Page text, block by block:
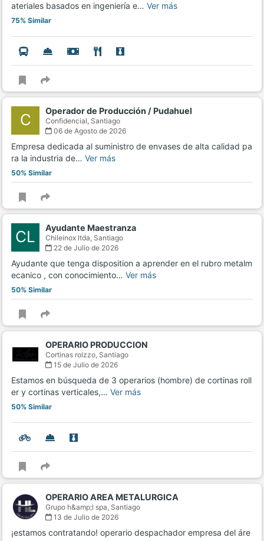
ateriales basados en ingeniería e… Ver más
75% Similar
C Operador de Producción / Pudahuel
Confidencial, Santiago
06 de Agosto de 2026
Empresa dedicada al suministro de envases de alta calidad pa
ra la industria de… Ver más
50% Similar
CL Ayudante Maestranza
Chileinox ltda, Santiago
22 de Julio de 2026
Ayudante que tenga disposition a aprender en el rubro metalm
ecanico , con conocimiento… Ver más
50% Similar
OPERARIO PRODUCCION
Cortinas rolzzo, Santiago
15 de Julio de 2026
Estamos en búsqueda de 3 operarios (hombre) de cortinas roll
er y cortinas verticales,… Ver más
50% Similar
OPERARIO AREA METALURGICA
Grupo h&amp;l spa, Santiago
13 de Julio de 2026
¡estamos contratando! operario despachador empresa del áre